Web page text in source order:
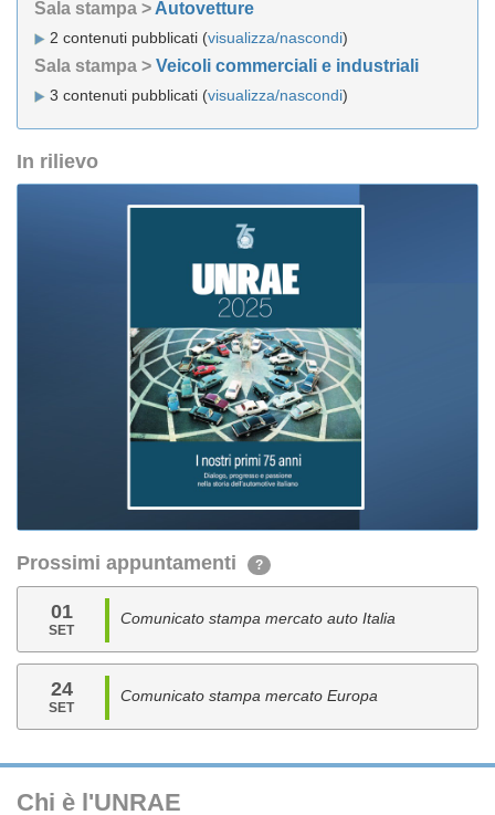
Sala stampa > Autovetture
2 contenuti pubblicati (visualizza/nascondi)
Sala stampa > Veicoli commerciali e industriali
3 contenuti pubblicati (visualizza/nascondi)
In rilievo
Prossimi appuntamenti ?
01
SET
Comunicato stampa mercato auto Italia
24
SET
Comunicato stampa mercato Europa
Chi è l'UNRAE